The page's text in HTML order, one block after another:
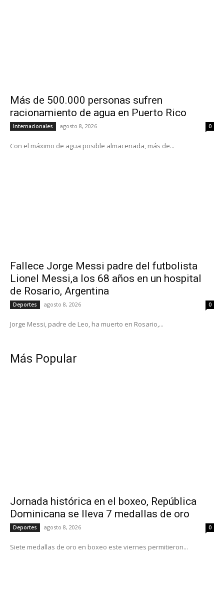
Más de 500.000 personas sufren
racionamiento de agua en Puerto Rico
Internacionales agosto 8, 2026 0
Con el máximo de agua posible almacenada, más de...
Fallece Jorge Messi padre del futbolista
Lionel Messi,a los 68 años en un hospital
de Rosario, Argentina
Deportes agosto 8, 2026 0
Jorge Messi, padre de Leo, ha muerto en Rosario,...
Más Popular
Jornada histórica en el boxeo, República
Dominicana se lleva 7 medallas de oro
Deportes agosto 8, 2026 0
Siete medallas de oro en boxeo este viernes permitieron...